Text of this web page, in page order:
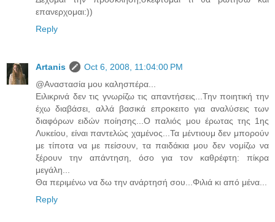
επανερχομαι:))
Reply
Artanis
Oct 6, 2008, 11:04:00 PM
@Αναστασία μου καλησπέρα...
Ειλικρινά δεν τις γνωρίζω τις απαντήσεις...Την ποιητική την
έχω διαβάσει, αλλά βασικά επροκειτο για αναλύσεις των
διαφόρων ειδών ποίησης...Ο παλιός μου έρωτας της 1ης
Λυκείου, είναι παντελώς χαμένος...Τα μέντιουμ δεν μπορούν
με τίποτα να με πείσουν, τα παιδάκια μου δεν νομίζω να
ξέρουν την απάντηση, όσο για τον καθρέφτη: πίκρα
μεγάλη...
Θα περιμένω να δω την ανάρτησή σου...Φιλιά κι από μένα...
Reply